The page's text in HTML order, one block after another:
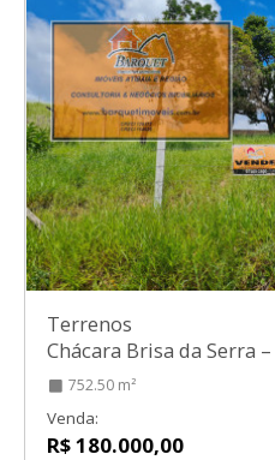
Terrenos
Chácara Brisa da Serra –
752.50 m²
Venda:
R$ 180.000,00